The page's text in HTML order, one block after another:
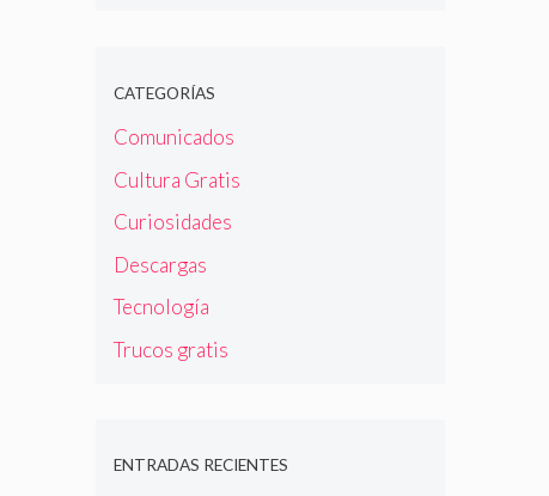
CATEGORÍAS
Comunicados
Cultura Gratis
Curiosidades
Descargas
Tecnología
Trucos gratis
ENTRADAS RECIENTES